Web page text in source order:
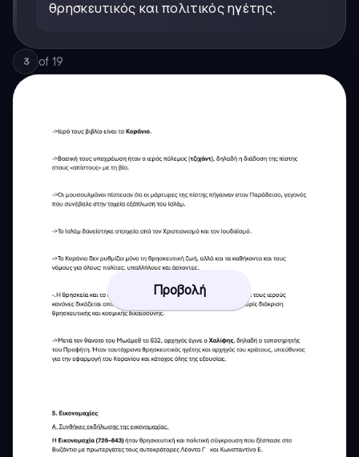
θρησκευτικός και πολιτικός ηγέτης.
3 of 19
Προβολή